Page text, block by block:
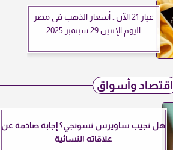
عيار 21 الآن.. أسعار الذهب في مصر
اليوم الإثنين 29 سبتمبر 2025
اقتصاد وأسواق
هل نجيب ساويرس نسونجي؟ إجابة صادمة عن
علاقاته النسائية